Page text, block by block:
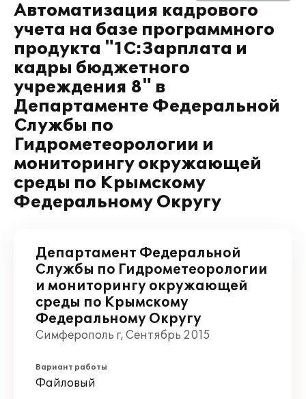
Автоматизация кадрового
учета на базе программного
продукта "1С:Зарплата и
кадры бюджетного
учреждения 8" в
Департаменте Федеральной
Службы по
Гидрометеорологии и
мониторингу окружающей
среды по Крымскому
Федеральному Округу
Департамент Федеральной
Службы по Гидрометеорологии
и мониторингу окружающей
среды по Крымскому
Федеральному Округу
Симферополь г, Сентябрь 2015
Вариант работы
Файловый